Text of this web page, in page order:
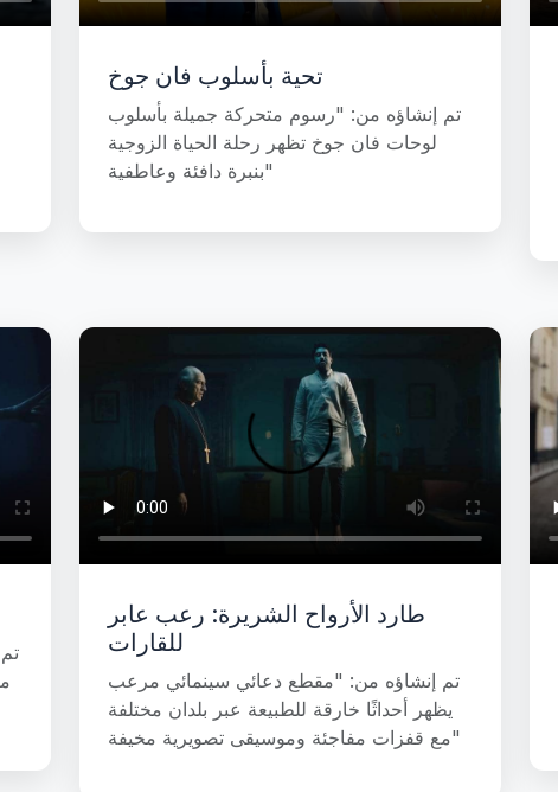
تحية بأسلوب فان جوخ
تم إنشاؤه من: "رسوم متحركة جميلة بأسلوب
لوحات فان جوخ تظهر رحلة الحياة الزوجية
بنبرة دافئة وعاطفية"
طارد الأرواح الشريرة: رعب عابر
للقارات
تم إنشاؤه من: "مقطع دعائي سينمائي مرعب
يظهر أحداثًا خارقة للطبيعة عبر بلدان مختلفة
مع قفزات مفاجئة وموسيقى تصويرية مخيفة"